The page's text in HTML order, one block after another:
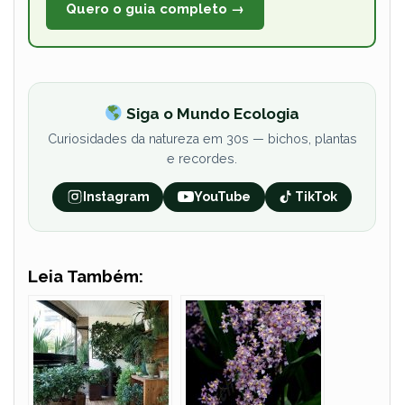
Quero o guia completo →
Siga o Mundo Ecologia
Curiosidades da natureza em 30s — bichos, plantas
e recordes.
Instagram YouTube TikTok
Leia Também: